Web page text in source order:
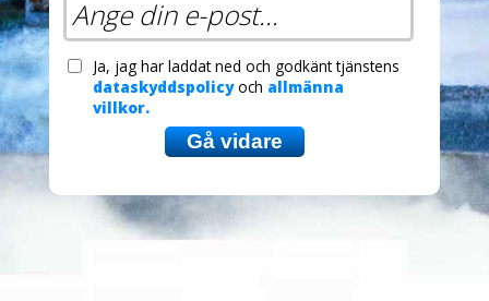
Ja, jag har laddat ned och godkänt tjänstens
dataskyddspolicyoch allmänna
villkor.
Gå vidare